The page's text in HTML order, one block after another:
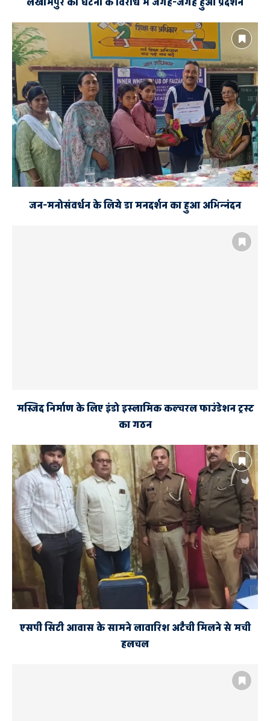
जन-मनोसंवर्धन के लिये डा मनदर्शन का हुआ अभिन्नंदन
मस्जिद निर्माण के लिए इंडो इस्लामिक कल्चरल फाउंडेशन ट्रस्ट
का गठन
एसपी सिटी आवास के सामने लावारिश अटैची मिलने से मची
हलचल